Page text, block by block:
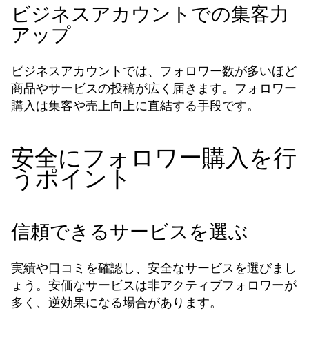
ビジネスアカウントでの集客力
アップ
ビジネスアカウントでは、フォロワー数が多いほど
商品やサービスの投稿が広く届きます。
フォロワー
購入 は集客や売上向上に直結する手段です。
安全にフォロワー購入を行
うポイント
信頼できるサービスを選ぶ
実績や口コミを確認し、安全なサービスを選びまし
ょう。安価なサービスは非アクティブフォロワーが
多く、逆効果になる場合があります。